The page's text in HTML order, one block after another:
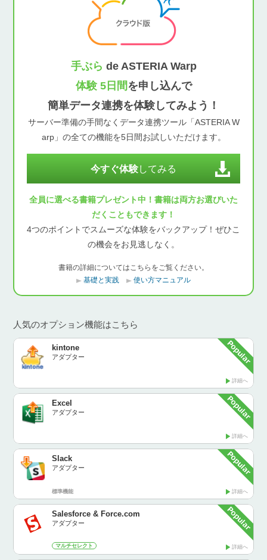
手ぶら de ASTERIA Warp
体験 5日間を申し込んで
簡単データ連携を体験してみよう！
サーバー準備の手間なくデータ連携ツール「ASTERIA W
arp」の全ての機能を5日間お試しいただけます。
今すぐ体験してみる
全員に選べる書籍プレゼント中！書籍は両方お選びいた
だくこともできます！
4つのポイントでスムーズな体験をバックアップ！ぜひこ
の機会をお見逃しなく。
書籍の詳細についてはこちらをご覧ください。
基礎と実践
使い方マニュアル
人気のオプション機能はこちら
kintone
アダプター
詳細へ
Excel
アダプター
詳細へ
Slack
アダプター
詳細へ
標準機能
Salesforce & Force.com
アダプター
詳細へ
マルチセレクト